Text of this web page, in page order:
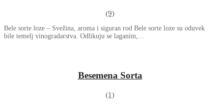
(9)
Bele sorte loze – Svežina, aroma i siguran rod Bele sorte loze su oduvek
bile temelj vinogradarstva. Odlikuju se laganim,…
Besemena Sorta
(1)